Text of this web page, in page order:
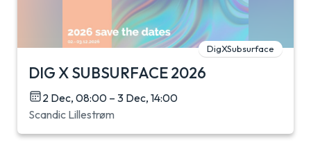
DigXSubsurface
DIG X SUBSURFACE 2026
2 Dec, 08:00 – 3 Dec, 14:00
Scandic Lillestrøm